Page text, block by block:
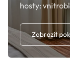
hosty:
Zobrazit